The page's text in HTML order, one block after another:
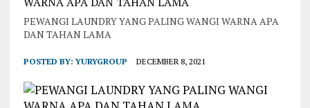
PEWANGI LAUNDRY YANG PALING WANGI WARNA APA
DAN TAHAN LAMA
POSTED BY:YURYGROUP DECEMBER 8, 2021